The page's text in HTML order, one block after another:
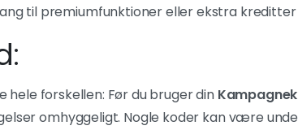
til premiumfunktioner eller ekstra kreditter
hele forskellen: Før du bruger din
omhyggeligt. Nogle koder kan være